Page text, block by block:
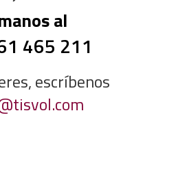
al
465 211
escríbenos